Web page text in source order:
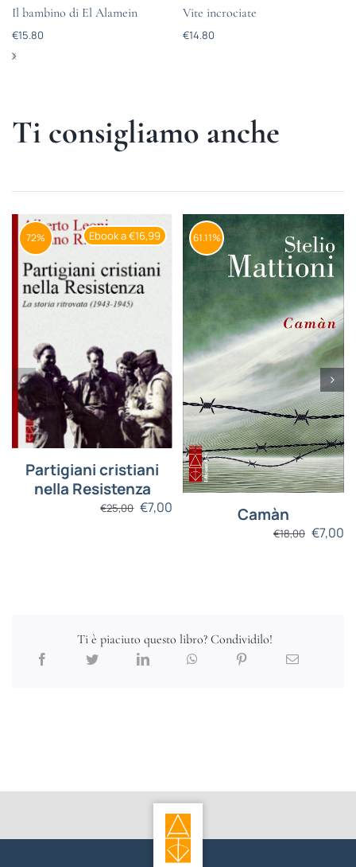
Il bambino di El Alamein
€15.80
Vite incrociate
€14.80
Ti consigliamo anche
Ebook a €16,99
72%
Partigiani cristiani
nella Resistenza
€25,00 €7,00
61.11%
Camàn
€18,00 €7,00
Ti è piaciuto questo libro? Condividilo!